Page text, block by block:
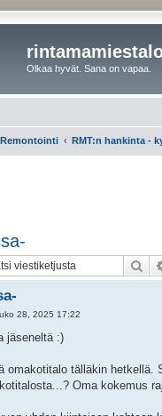
Olkaa hyvät. Sana on vapaa.
Remontointi RMT:n hankinta -
Etsi
28, 2025 17:22
jäseneltä :)
omakotitalo tälläkin
Oma kokemus